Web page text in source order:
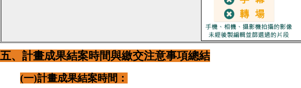
五、計畫成果結案時間與繳交注意事項總結
(一)計畫成果結案時間：